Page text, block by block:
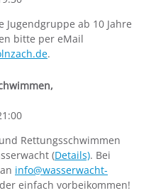
ab 10 Jahre
bitte per eMail
.
Rettungsschwimmen
(Details). Bei
info@wasserwacht-
einfach vorbeikommen!